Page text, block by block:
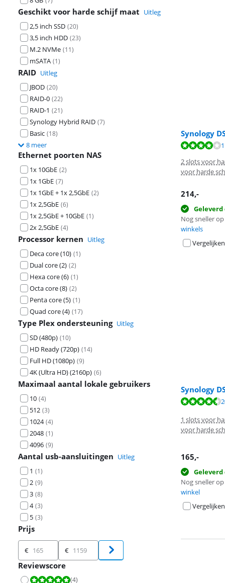
Geschikt voor harde schijf maat Uitleg
2,5 inch SSD (20)
3,5 inch HDD (23)
M.2 NVMe (11)
mSATA (1)
RAID Uitleg
JBOD (20)
RAID-0 (22)
RAID-1 (21)
Synology Hybrid RAID (7)
Basic (18)
8 meer
Ethernet poorten NAS
1x 10GbE (2)
1x 1GbE (7)
1x 1GbE + 1x 2,5GbE (2)
1x 2,5GbE (6)
1x 2,5GbE + 10GbE (1)
2x 2,5GbE (4)
Processor kernen Uitleg
Deca core (10) (1)
Dual core (2) (2)
Hexa core (6) (1)
Octa core (8) (2)
Penta core (5) (1)
Quad core (4) (17)
Type Plex ondersteuning Uitleg
SD (480p) (10)
HD Ready (720p) (14)
Full HD (1080p) (9)
4K (Ultra HD) (2160p) (6)
Maximaal aantal lokale gebruikers
10 (4)
512 (3)
1024 (4)
2048 (1)
4096 (9)
Aantal usb-aansluitingen Uitleg
1 (1)
2 (9)
3 (8)
4 (3)
5 (3)
Prijs
Prijs
€ €
Reviewscore
Beoordeling is 10 van de 10.
(4)
Synology
Beoordeling is
2 slots voor
voor harde
214,-
Geleverd
Nog sneller
winkels
Vergelijken
Beoordeling is
Beoordeling is
Synology
Beoordeling is
1 slots voor
voor harde
165,-
Geleverd
Nog sneller
winkel
Vergelijken
Beoordeling is
Beoordeling is